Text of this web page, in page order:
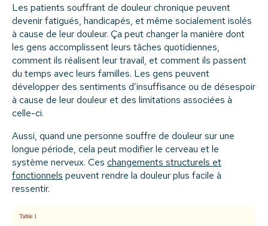
Les patients souffrant de douleur chronique peuvent
devenir fatigués, handicapés, et même socialement isolés
à cause de leur douleur. Ça peut changer la manière dont
les gens accomplissent leurs tâches quotidiennes,
comment ils réalisent leur travail, et comment ils passent
du temps avec leurs familles. Les gens peuvent
développer des sentiments d’insuffisance ou de désespoir
à cause de leur douleur et des limitations associées à
celle-ci.
Aussi, quand une personne souffre de douleur sur une
longue période, cela peut modifier le cerveau et le
système nerveux. Ces changements structurels et
fonctionnels peuvent rendre la douleur plus facile à
ressentir.